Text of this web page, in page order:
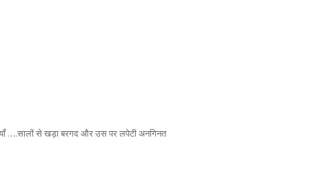
….सालों से खड़ा बरगद और उस पर लपेटी अनगिनत